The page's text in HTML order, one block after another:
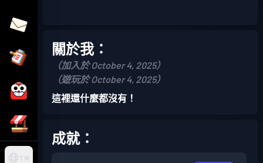
TW
關於我：
（加入於 October 4, 2025）
（遊玩於 October 4, 2025）
這裡還什麼都沒有！
成就：